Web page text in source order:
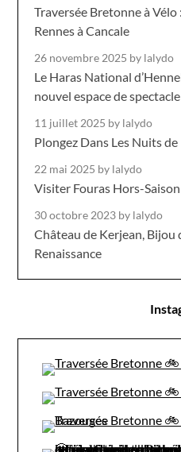
Traversée Bretonne à Vélo
Rennes à Cancale
26 novembre 2025 by lalydo
Le Haras National
nouvel espace de
11 juillet 2025 by lalydo
Plongez Dans Les Nuits
22 mai 2025 by lalydo
Visiter Fouras Hors-Saison
30 octobre 2023 by lalydo
Château de Kerjean,
Renaissance